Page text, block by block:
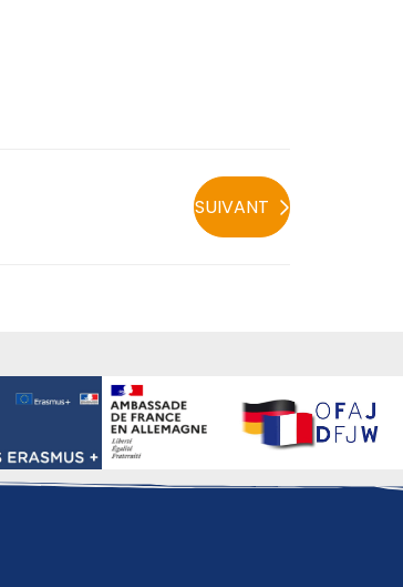
SUIVANT